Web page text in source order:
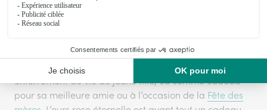
exprime bien sûr la passion et l’amour. Pour la Saint-
Valentin, ou en cadeau d’anniversaire de mariage ou
bonheur tout autour de lui. Un petit ours rose éternelle
est aussi un cadeau tout à fait adapté pour un
enterrement de vie de jeune fille, ou comme cadeau
pour sa meilleure amie ou à l’occasion de la Fête des